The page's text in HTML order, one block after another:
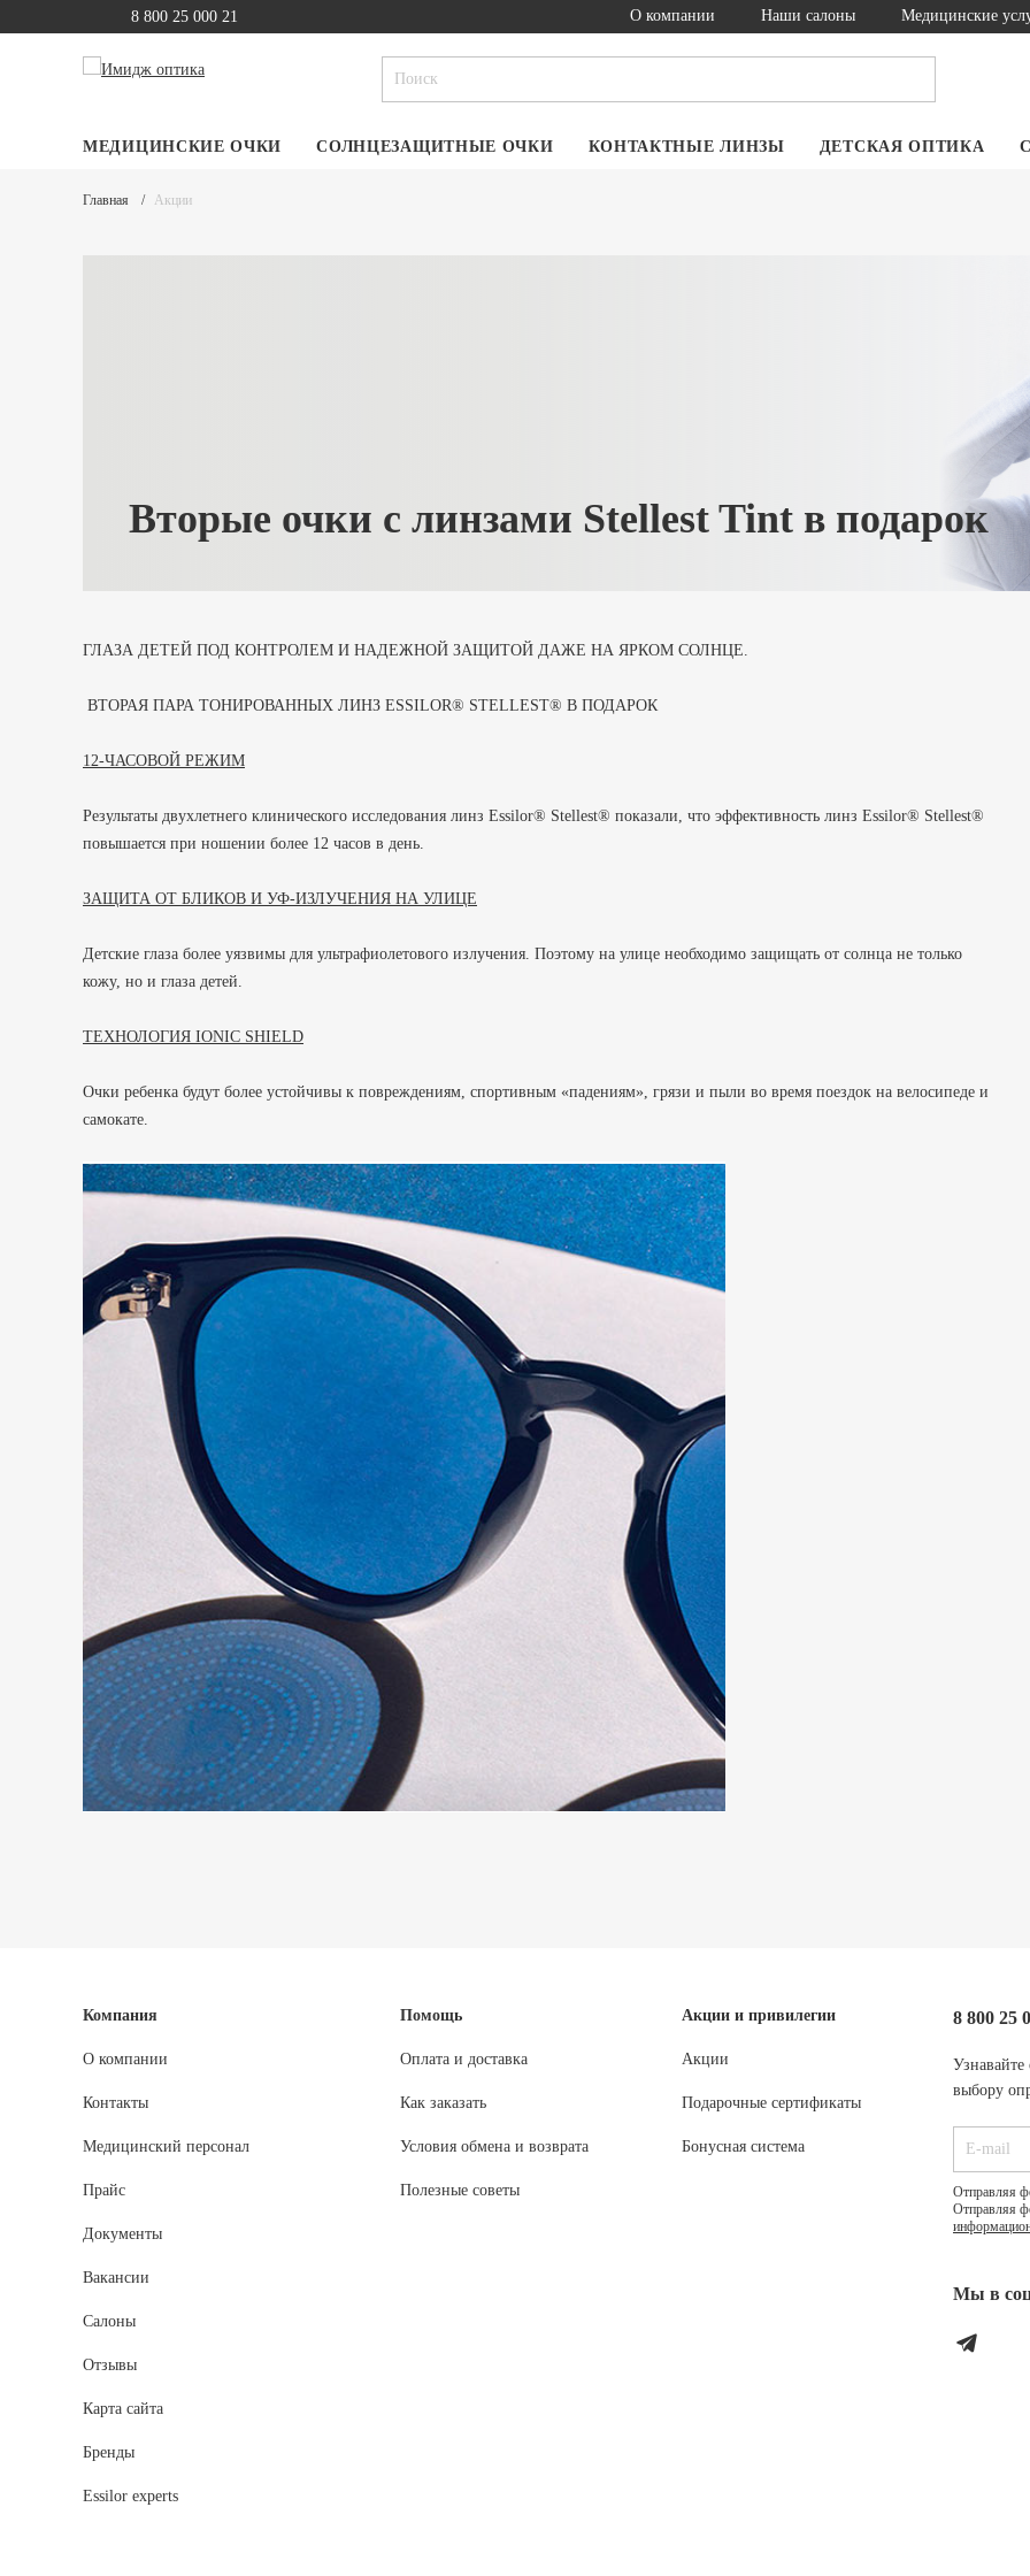
8 800 25 000 21 О компании Наши салоны Медицинские
МЕДИЦИНСКИЕ ОЧКИ СОЛНЦЕЗАЩИТНЫЕ ОЧКИ КОНТАКТНЫЕ ЛИНЗЫ ДЕТСКАЯ ОПТИКА
Главная Акции
Вторые очки с линзами Stellest Tint в подарок
ГЛАЗА ДЕТЕЙ ПОД КОНТРОЛЕМ И НАДЕЖНОЙ ЗАЩИТОЙ ДАЖЕ НА ЯРКОМ СОЛНЦЕ.
ВТОРАЯ ПАРА ТОНИРОВАННЫХ ЛИНЗ ESSILOR® STELLEST® В ПОДАРОК
12-ЧАСОВОЙ РЕЖИМ
Результаты двухлетнего клинического исследования линз Essilor® Stellest® показали, что эффективность линз Essilor® Stellest®
повышается при ношении более 12 часов в день.
ЗАЩИТА ОТ БЛИКОВ И УФ-ИЗЛУЧЕНИЯ НА УЛИЦЕ
Детские глаза более уязвимы для ультрафиолетового излучения. Поэтому на улице необходимо защищать от солнца не только
кожу, но и глаза детей.
ТЕХНОЛОГИЯ IONIC SHIELD
Очки ребенка будут более устойчивы к повреждениям, спортивным «падениям», грязи и пыли во время поездок на велосипеде и
самокате.
Компания
О компании
Контакты
Медицинский персонал
Прайс
Документы
Вакансии
Салоны
Отзывы
Карта сайта
Бренды
Essilor experts
Помощь
Оплата и доставка
Как заказать
Условия обмена и возврата
Полезные советы
Акции и привилегии
Акции
Подарочные сертификаты
Бонусная система
Мы в
8 800 25
выбору
Отправляя
Отправляя